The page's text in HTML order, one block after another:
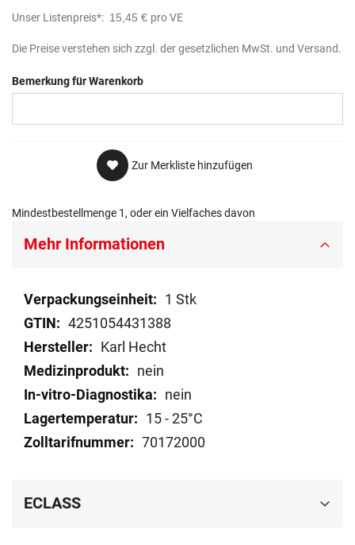
Unser Listenpreis*: 15,45 € pro VE
Die Preise verstehen sich zzgl. der gesetzlichen MwSt. und Versand.
Bemerkung für Warenkorb
Zur Merkliste hinzufügen
Mindestbestellmenge 1, oder ein Vielfaches davon
Mehr Informationen
Mehr
Informationen
1 Stk
4251054431388
Karl Hecht
nein
nein
15 - 25°C
70172000
ECLASS